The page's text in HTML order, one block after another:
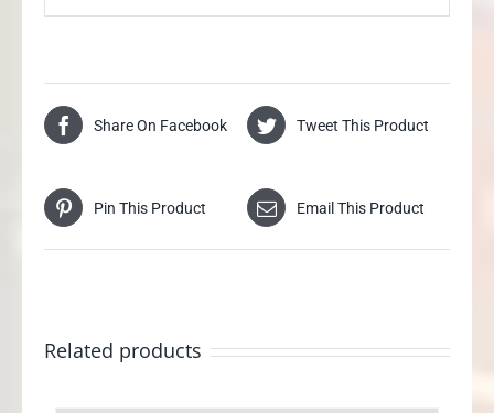
Share On Facebook Tweet This Product
Pin This Product Email This Product
Related products